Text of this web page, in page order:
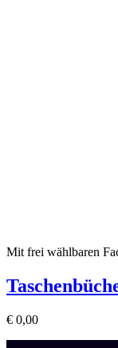
Mit frei wählbaren
€ 0,00